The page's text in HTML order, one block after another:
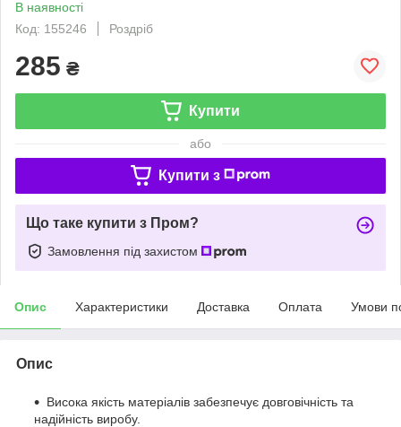
В наявності
Код: 155246
Роздріб
285 ₴
Купити
або
Купити з
Що таке купити з Пром?
Замовлення під захистом
Опис Характеристики Доставка Оплата Умови
Опис
Висока якість матеріалів забезпечує довговічність та
надійність виробу.